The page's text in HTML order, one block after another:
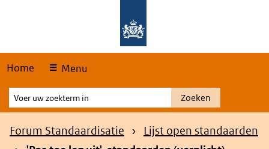
Home Menu
Voer
uw
zoekterm
Zoeken
Kruimelpad
Forum Standaardisatie
Lijst open standaarden